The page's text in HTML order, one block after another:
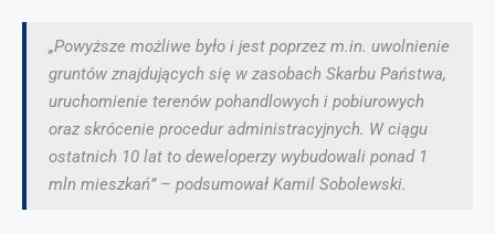
„Powyższe możliwe było i jest poprzez m.in. uwolnienie
gruntów znajdujących się w zasobach Skarbu Państwa,
uruchomienie terenów pohandlowych i pobiurowych
oraz skrócenie procedur administracyjnych. W ciągu
ostatnich 10 lat to deweloperzy wybudowali ponad 1
mln mieszkań” – podsumował Kamil Sobolewski.